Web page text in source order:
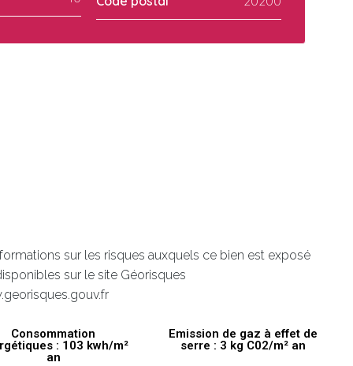
sur les risques auxquels ce bien est exposé
sur le site Géorisques
Consommation
: 103 kwh/m²
an
Emission de gaz à effet de
serre : 3 kg C02/m² an